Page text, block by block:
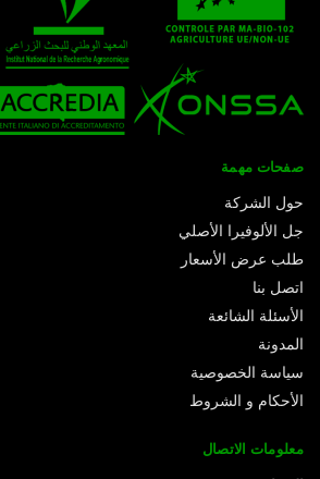
صفحات مهمة
حول الشركة
جل الألوفيرا الأصلي
طلب عرض الأسعار
اتصل بنا
الأسئلة الشائعة
المدونة
سياسة الخصوصية
الأحكام و الشروط
معلومات الاتصال